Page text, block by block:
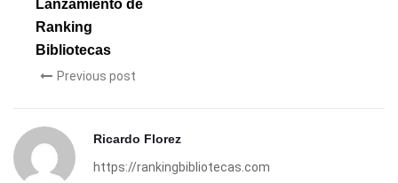
Lanzamiento de
Ranking
Bibliotecas
Previous post
Ricardo Florez
https://rankingbibliotecas.com